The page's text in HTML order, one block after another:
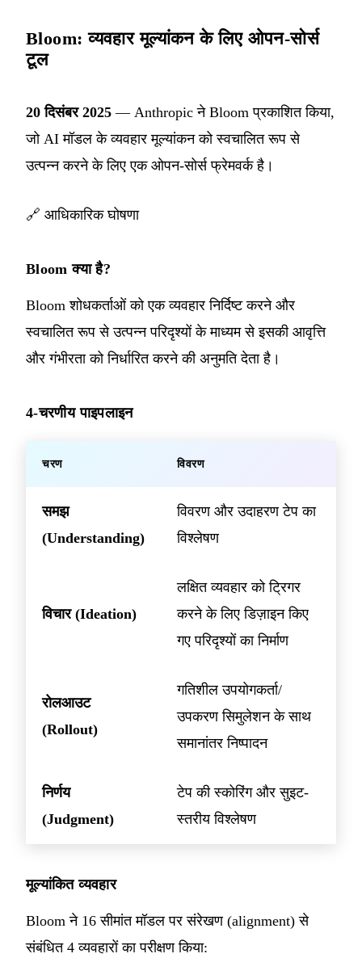
Bloom: व्यवहार मूल्यांकन के लिए ओपन-सोर्स
टूल
20 दिसंबर 2025 — Anthropic ने Bloom प्रकाशित किया,
जो AI मॉडल के व्यवहार मूल्यांकन को स्वचालित रूप से
उत्पन्न करने के लिए एक ओपन-सोर्स फ्रेमवर्क है।
🔗 आधिकारिक घोषणा
Bloom क्या है?
Bloom शोधकर्ताओं को एक व्यवहार निर्दिष्ट करने और
स्वचालित रूप से उत्पन्न परिदृश्यों के माध्यम से इसकी आवृत्ति
और गंभीरता को निर्धारित करने की अनुमति देता है।
4-चरणीय पाइपलाइन
चरण विवरण
समझ
(Understanding)
विवरण और उदाहरण टेप का
विश्लेषण
विचार (Ideation)
लक्षित व्यवहार को ट्रिगर
करने के लिए डिज़ाइन किए
गए परिदृश्यों का निर्माण
रोलआउट
(Rollout)
गतिशील उपयोगकर्ता/
उपकरण सिमुलेशन के साथ
समानांतर निष्पादन
निर्णय
(Judgment)
टेप की स्कोरिंग और सुइट-
स्तरीय विश्लेषण
मूल्यांकित व्यवहार
Bloom ने 16 सीमांत मॉडल पर संरेखण (alignment) से
संबंधित 4 व्यवहारों का परीक्षण किया: